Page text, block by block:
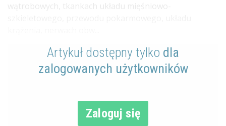
wątrobowych, tkankach układu mięśniowo-
Artykuł dostępny tylko dla
zalogowanych użytkowników
Zaloguj się